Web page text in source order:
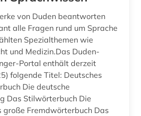
geschichte 1945- (1)
geschichte <1150 (1)
gesundheitsmarkt (1)
gesundheitswesen in deutschland (1)
hermeneutik (1)
hirnforschung (1)
(1)
Tschechische Republik (2)
von Duden beantworten
alle Fragen rund um Sprache
Spezialthemen wie
und Medizin.Das Duden-
Portal enthält derzeit
Titel: Deutsches
Die deutsche
Das Stilwörterbuch Die
große Fremdwörterbuch Das